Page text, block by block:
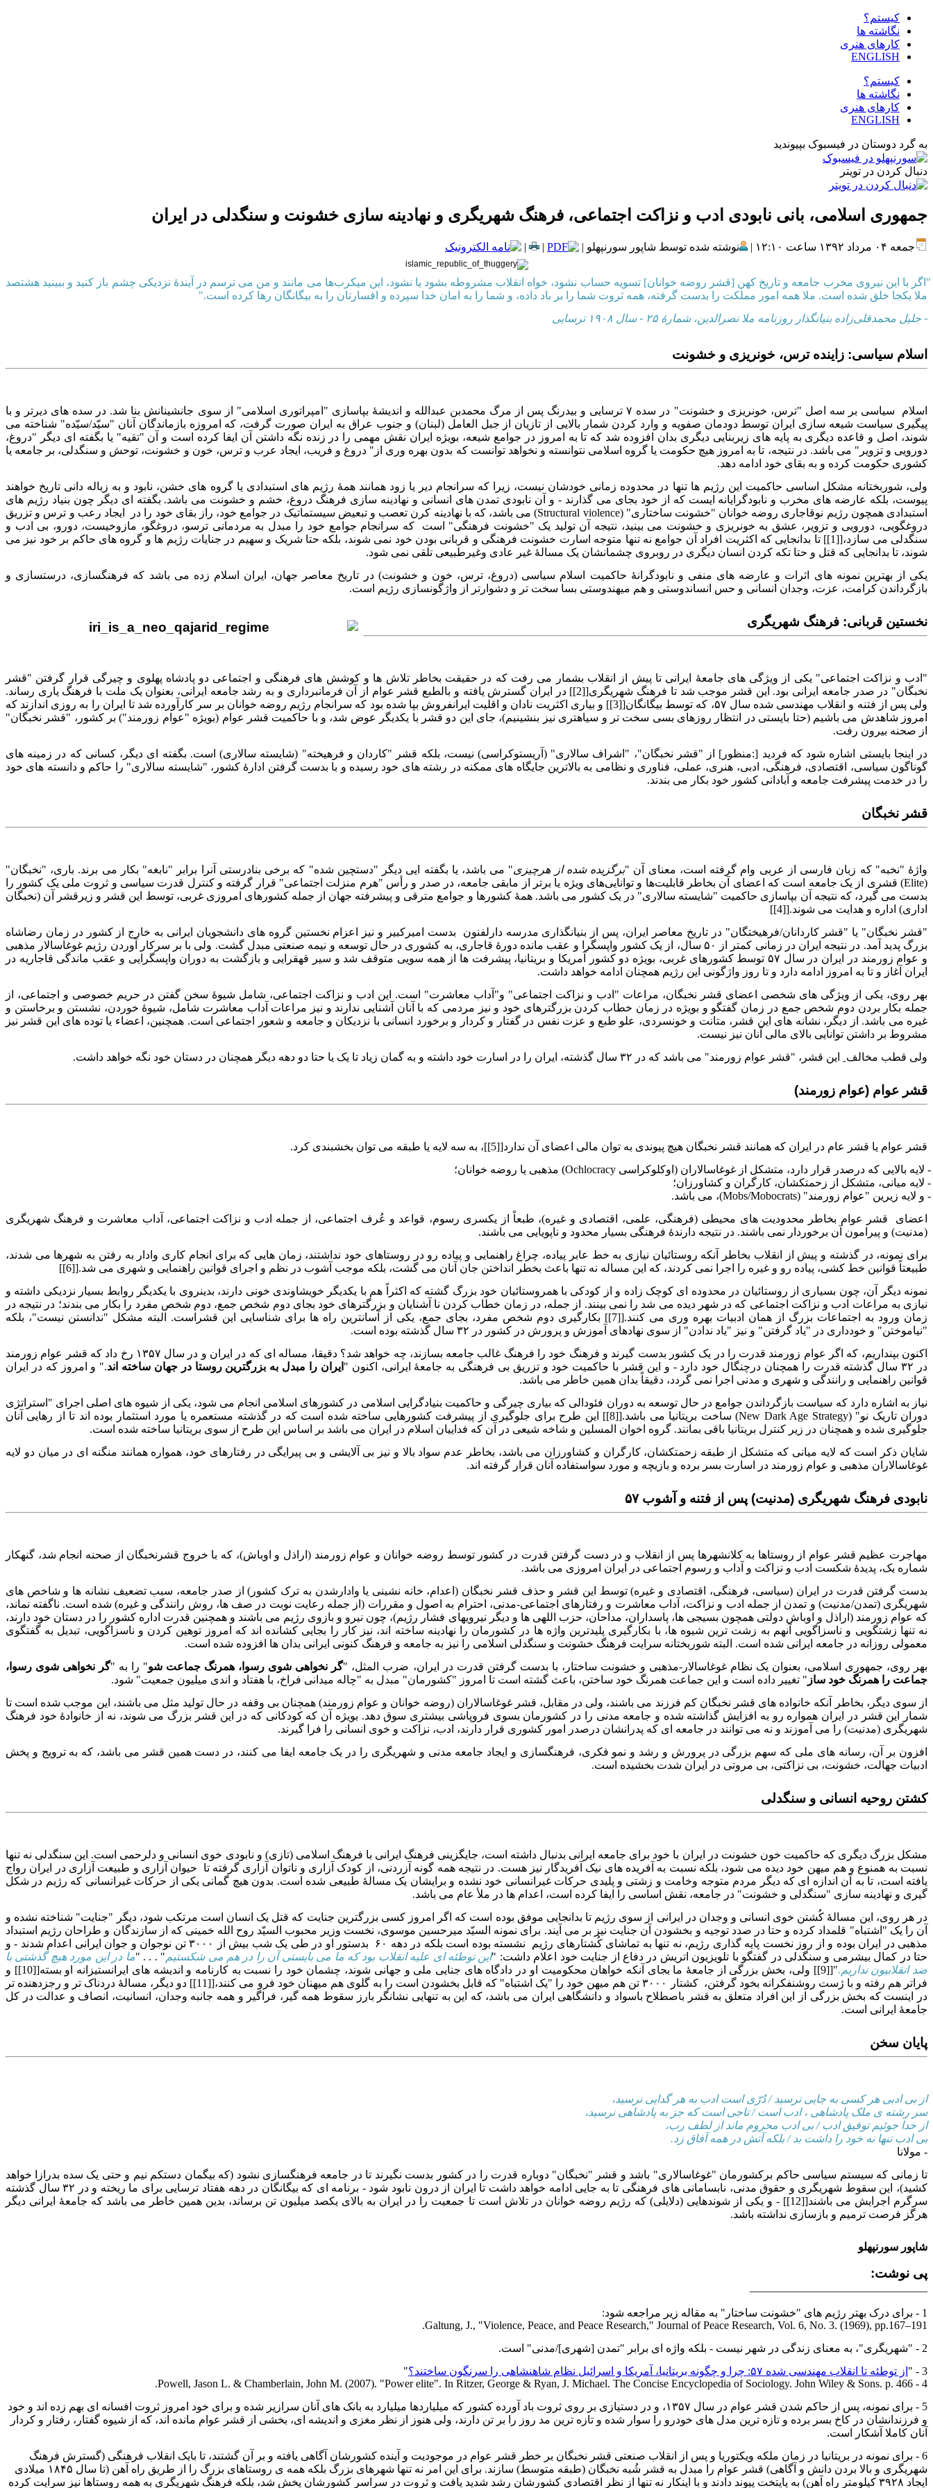
کیستم؟
نگاشته ها
کارهای هنری
ENGLISH
کیستم؟
نگاشته ها
کارهای هنری
ENGLISH
به گرد دوستان در فیسبوک بپیوندید
دنبال کردن در تویتر
جمهوری اسلامی، بانی نابودی ادب و نزاکت اجتماعی، فرهنگ شهریگری و نهادینه سازی خشونت و سنگدلی در ایران
جمعه ۰۴ مرداد ۱۳۹۲ ساعت ۱۲:۱۰ | نوشته شده توسط شاپور سورنپهلو |
"اگر با این نیروی مخرب جامعه و تاریخ کهن [قشر روضه خوانان] تسویه حساب نشود، خواه انقلاب مشروطه بشود یا نشود، این میکرب‌ها می مانند و من می ‌ترسم در آیندهٔ نزدیکی چشم باز کنید و ببینید هشتصد
ملا یکجا خلق شده است. ملا همه امور مملکت را بدست گرفته، همه ثروت شما را بر باد داده، و شما را به امان خدا سپرده و افسارتان را به بیگانگان رها کرده است."
- جلیل محمدقلی‌زاده بنیانگذار روزنامه ملا نصرالدین، شمارهٔ ۲۵ - سال ۱۹۰۸ ترسایی
اسلام سیاسی: زاینده ترس، خونریزی و خشونت
اسلام سیاسی بر سه اصل "ترس، خونریزی و خشونت" در سده ۷ ترسایی و بیدرنگ پس از مرگ محمدبن عبدالله و اندیشهٔ بپاسازی "امپراتوری اسلامی" از سوی جانشینانش بنا شد. در سده های دیرتر و با
پیگیری سیاست شیعه سازی ایران توسط دودمان صفویه و وارد کردن شمار بالایی از تازیان از جبل العامل (لبنان) و جنوب عراق به ایران صورت گرفت، که امروزه بازماندگان آنان "سیّد/سیّده" شناخته می
شوند، اصل و قاعده دیگری به پایه های زیربنایی دیگری بدان افزوده شد که تا به امروز در جوامع شیعه، بویژه ایران نقش مهمی را در زنده نگه داشتن آن ایفا کرده است و آن "تقیه" یا بگفته ای دیگر "دروغ،
دورویی و تزویر" می باشد. در نتیجه، تا به امروز هیچ حکومت یا گروه اسلامی نتوانسته و نخواهد توانست که بدون بهره وری از" دروغ و فریب، ایجاد عرب و ترس، خون و خشونت، توحش و سنگدلی، بر جامعه یا
کشوری حکومت کرده و به بقای خود ادامه دهد.
ولی، شوربختانه مشکل اساسی حاکمیت این رژیم ها تنها در محدوده زمانی خودشان نیست، زیرا که سرانجام دیر یا زود همانند همهٔ رژیم های استبدادی یا گروه های خشن، نابود و به زباله دانی تاریخ خواهند
پیوست، بلکه عارضه های مخرب و نابودگرایانه ایست که از خود بجای می گذارند - و آن نابودی تمدن های انسانی و نهادینه سازی فرهنگ دروغ، خشم و خشونت می باشد. بگفته ای دیگر چون بنیاد رژیم های
استبدادی همچون رژیم نوقاجاری روضه خوانان "خشونت ساختاری" (Structural violence) می باشد، که با نهادینه کرن تعصب و تبعیض سیستماتیک در جوامع خود، راز بقای خود را در ایجاد رعب و ترس و تزریق
دروغگویی، دورویی و تزویر، عشق به خونریزی و خشونت می بینید، نتیجه آن تولید یک "خشونت فرهنگی" است که سرانجام جوامع خود را مبدل به مردمانی ترسو، دروغگو، مازوخیست، دورو، بی ادب و
سنگدلی می سازد،[[1]] تا بدانجایی که اکثریت افراد آن جوامع نه تنها متوجه اسارت خشونت فرهنگی و قربانی بودن خود نمی شوند، بلکه حتا شریک و سهیم در جنایات رژیم ها و گروه های حاکم بر خود نیز می
شوند، تا بدانجایی که قتل و حتا تکه کردن انسان دیگری در روبروی چشمانشان یک مسالهٔ غیر عادی وغیرطبیعی تلقی نمی شود.
یکی از بهترین نمونه های اثرات و عارضه های منفی و نابودگرانهٔ حاکمیت اسلام سیاسی (دروغ، ترس، خون و خشونت) در تاریخ معاصر جهان، ایران اسلام زده می باشد که فرهنگسازی، درستسازی و
بازگرداندن کرامت، عزت، وجدان انسانی و حس انساندوستی و هم میهندوستی بسا سخت تر و دشوارتر از واژگونسازی رژیم است.
نخستین قربانی: فرهنگ شهریگری
"ادب و نزاکت اجتماعی" یکی از ویژگی های جامعهٔ ایرانی تا پیش‌ از انقلاب بشمار می رفت که در حقیقت بخاطر تلاش ها و کوشش های فرهنگی و اجتماعی دو پادشاه پهلوی و چیرگی قرار گرفتن "قشر
نخبگان" در صدر جامعه ایرانی بود. این قشر موجب شد تا فرهنگ شهریگری[[2]] در ایران گسترش یافته و بالطبع قشر عوام از آن فرمانبرداری و به رشد جامعه ایرانی، بعنوان یک ملت با فرهنگ یاری رساند.
ولی پس از فتنه و انقلاب مهندسی شده سال ۵۷، که توسط بیگانگان[[3]] و بیاری اکثریت نادان و اقلیت ایرانفروش بپا شده بود که سرانجام رژیم روضه خوانان بر سر کارآورده شد تا ایران را به روزی اندازند که
امروز شاهدش می باشیم (حتا بایستی در انتظار روزهای بسی سخت تر و سیاهتری نیز بنشینیم)، جای این دو قشر با یکدیگر عوض شد، و با حاکمیت قشر عوام (بویژه "عوام زورمند") بر کشور، "قشر نخبگان"
از صحنه بیرون رفت.
در اینجا بایستی اشاره شود که فردید [:منظور] از "قشر نخبگان"، "اشراف سالاری" (آریستوکراسی) نیست، بلکه قشر "کاردان و فرهیخته" (شایسته سالاری) است. بگفته ای دیگر، کسانی که در زمینه های
گوناگون سیاسی، اقتصادی، فرهنگی، ادبی، هنری، عملی، فناوری و نظامی به بالاترین جایگاه های ممکنه در رشته های خود رسیده و با بدست گرفتن ادارهٔ کشور، "شایسته سالاری" را حاكم و دانسته های خود
را در خدمت پیشرفت جامعه و آبادانی کشور خود بکار می بندند.
قشر نخبگان
واژهٔ "نخبه" که زبان فارسی از عربی وام گرفته است، معنای آن "برگزیده شده از هرچیزی" می باشد، یا بگفته ایی دیگر "دستچین شده" که برخی بنادرستی آنرا برابر "نابغه" بکار می برند. باری، "نخبگان"
(Elite) قشری از یک جامعه است که اعضای آن بخاطر قابلیت‌ها و توانایی‌های ویژه یا برتر از مابقی جامعه، در صدر و رأس "هرم منزلت اجتماعی" قرار گرفته و کنترل قدرت سیاسی و ثروت ملی یک کشور را
بدست می گیرد، که نتیجه آن بپاسازی حاکمیت "شایسته سالاری" در یک کشور می باشد. همهٔ کشورها و جوامع مترقی و پیشرفته جهان از جمله کشورهای امروزی غربی، توسط‌ این قشر و زیرقشر آن (نخبگان
اداری) اداره و هدایت می شوند.[[4]]
"قشر نخبگان" یا "قشر کاردانان/فرهیختگان" در تاریخ معاصر ایران، پس از بنیانگذاری مدرسه دارلفنون بدست امیرکبیر و نیز اعزام نخستین گروه های دانشجویان ایرانی به خارج از کشور در زمان رضاشاه
بزرگ پدید آمد. در نتیجه ایران در زمانی کمتر از ۵۰ سال، از یک کشور واپسگرا و عقب مانده دورهٔ قاجاری، به کشوری در حال توسعه و نیمه صنعتی مبدل گشت. ولی با بر سرکار آوردن رژیم غوغاسالار مذهبی
و عوام زورمند در ایران در سال ۵۷ توسط کشورهای غربی، بویژه دو کشور آمریکا و بریتانیا، پیشرفت ها از همه سویی متوقف شد و سیر قهقرایی و بازگشت به دوران واپسگرایی و عقب ماندگی قاجاریه در
ایران آغاز و تا به امروز ادامه دارد و تا روز واژگونی این رژیم همچنان ادامه خواهد داشت.
بهر روی، یکی از ویژگی های شخصی اعضای قشر نخبگان، مراعات "ادب و نزاکت اجتماعی" و"آداب معاشرت" است. این ادب و نزاکت اجتماعی، شامل شیوهٔ سخن گفتن در حریم خصوصی و اجتماعی، از
جمله بکار بردن دوم شخص جمع در زمان گفتگو و بویژه در زمان خطاب کردن بزرگترهای خود و نیز مردمی که با آنان آشنایی ندارند و نیز مراعات آداب معاشرت شامل، شیوهٔ خوردن، نشستن و برخاستن و
غیره می باشد. از دیگر، نشانه های این قشر، متانت و خونسردی، علو طبع و عزت نفس در گفتار و کردار و برخورد انسانی با نزدیکان و جامعه و شعور اجتماعی است. همچنین، اعضاء یا توده های این قشر نیز
مشروط بر داشتن توانایی بالای مالی آنان نیز نیست.
ولی قطب مخالف ِ این قشر، "قشر عوام زورمند" می باشد که در ۳۲ سال گذشته، ایران را در اسارت خود داشته و به گمان زیاد تا یک یا حتا دو دهه دیگر همچنان در دستان خود نگه خواهد داشت.
قشر عوام (عوام زورمند)
قشر عوام یا قشر عام در ایران که همانند قشر نخبگان هیچ پیوندی به توان مالی اعضای آن ندارد[[5]]، به سه لایه یا طبقه می توان بخشبندی کرد.
- لایه بالایی که درصدر قرار دارد، متشکل از غوغاسالاران (اوکلوکراسی Ochlocracy) مذهبی یا روضه خوانان؛
- لایه میانی، متشکل از زحمتکشان، کارگران و کشاورزان؛
- و لایه زیرین "عوام زورمند" (Mobs/Mobocrats)، می باشد‌.
اعضای قشر عوام بخاطر محدودیت های محیطی (فرهنگی، علمی، اقتصادی و غیره)، طبعاً از یکسری رسوم، قواعد و عُرف اجتماعی، از جمله ادب و نزاکت اجتماعی، آداب معاشرت و فرهنگ شهریگری
(مدنیت) و پیرامون آن برخوردار نمی باشند. در نتیجه دارندهٔ فرهنگی بسیار محدود و ناپویایی می باشند.
برای نمونه، در گذشته و پیش از انقلاب بخاطر آنکه روستائیان نیازی به خط عابر پیاده، چراغ ‌راهنمایی و پیاده رو در روستاهای خود نداشتند، زمان هایی که برای انجام کاری وادار به رفتن به شهرها می شدند،
طبیعتاً قوانین خط کشی، پیاده رو و غیره را اجرا نمی کردند، که این مساله نه تنها باعث بخطر انداختن جان آنان می گشت، بلکه موجب آشوب در نظم و اجرای قوانین راهنمایی و شهری می شد.[[6]]
نمونه دیگر آن، چون بسیاری از روستائیان در محدوده ای کوچک زاده و از کودکی با همروستائیان خود بزرگ گشته که اکثراً هم با یکدیگر خویشاوندی خونی دارند، بدینروی با یکدیگر روابط بسیار نزدیکی داشته و
نیازی به مراعات ادب و نزاکت اجتماعی که در شهر دیده می شد را نمی بینند. از جمله، در زمان خطاب کردن نا آشنایان و بزرگترهای خود بجای دوم شخص جمع، دوم شخص مفرد را بکار می بندند؛ در نتیجه در
زمان ورود به اجتماعات بزرگ از همان ادبیات بهره وری می کنند.[[7]] بکارگیری دوم شخص مفرد، بجای جمع، یکی از آسانترین راه ها برای شناسایی این قشراست. البته مشکل "ندانستن نیست"، بلکه
"نیاموختن" و خودداری در "یاد گرفتن" و نیز "یاد ندادن" از سوی نهادهای آموزش و پرورش در کشور در ۳۲ سال گذشته بوده است.
اکنون بپنداریم، که اگر عوام زورمند قدرت را در یک کشور بدست گیرند و فرهنگ خود را فرهنگ غالب جامعه بسازند، چه خواهد شد؟ دقیقا، مساله ای که در ایران و در سال ۱۳۵۷ رخ داد که قشر عوام زورمند
در ۳۲ سال گذشته قدرت را همچنان درچنگال خود دارد - و این قشر با حاکمیت خود و تزریق بی فرهنگی به جامعهٔ ایرانی، اکنون "
ایران را مبدل به بزرگترین روستا در جهان ساخته اند." و امروز که در ایران
قوانین راهنمایی و رانندگی و شهری و مدنی اجرا نمی گردد، دقیقاً بدان همین خاطر می باشد.
نیاز به اشاره دارد که سیاست بازگرداندن جوامع در حال توسعه به دوران فئودالی که بیاری چیرگی و حاکمیت بنیادگرایی اسلامی در کشورهای اسلامی انجام می شود، یکی از شیوه های اصلی اجرای "استراتژی
دوران تاریک نو" (New Dark Age Strategy) ساخت بریتانیا می باشد.[[8]] این طرح برای جلوگیری از پیشرفت کشورهایی ساخته شده است که در گذشته مستعمره یا مورد استثمار بوده اند تا از رهایی آنان
جلوگیری شده و همچنان در زیر کنترل بریتانیا باقی بمانند. گروه اخوان المسلین و شاخه شیعی در آن که فداییان اسلام در ایران می باشد بر اساس این طرح از سوی بریتانیا ساخته شده است.
شایان ذکر است که لایه میانی که متشکل از طبقه زحمتکشان، کارگران و کشاورزان می باشد، بخاطر عدم سواد بالا و نیز بی آلایشی و بی پیرایگی در رفتارهای خود، همواره همانند منگنه ای در میان دو لایه
غوغاسالاران مذهبی و عوام زورمند در اسارت بسر برده و بازیچه و مورد سواستفاده آنان قرار گرفته اند.
نابودی فرهنگ شهریگری (مدنیت) پس از فتنه و آشوب ۵۷
مهاجرت عظیم قشر عوام از روستاها به کلانشهرها پس از انقلاب و در دست گرفتن قدرت در کشور توسط روضه خوانان و عوام زورمند (اراذل و اوباش)، که با خروج قشرنخبگان از صحنه انجام شد، گنهکار
شماره یک، پدیدهٔ شکست ادب و نزاکت و آداب و رسوم اجتماعی در ایران امروزی می باشد.
بدست گرفتن قدرت در ایران (سیاسی، فرهنگی، اقتصادی و غیره) توسط این قشر و حذف قشر نخبگان (اعدام، خانه نشینی یا وادارشدن به ترک کشور) از صدر جامعه، سبب تضعيف نشانه ها و شاخص های
شهریگری (تمدن/مدنیت) و تمدن از جمله ادب و نزاکت، آداب معاشرت و رفتارهای اجتماعی-مدنی، احترام به اصول و مقررات (از جمله رعايت نوبت در صف ها، روش رانندگی و غیره) شده است. ناگفته نماند،
که عوام زورمند (اراذل و اوباش دولتی همچون بسیجی ها، پاسداران، مداحان، حزب اللهی ها و دیگر نیرویهای فشار رژیم)، چون نیرو و بازوی رژیم می باشند و همچنین قدرت اداره کشور را در دستان خود دارند،
نه تنها زشتگویی و ناسزاگویی آنهم به زشت ترین شیوه ها، با بکارگیری پلیدترین واژه ها در کشورمان را نهادینه ساخته اند، نیز کار را بجایی کشانده اند که امروز توهین کردن و ناسزاگویی، تبدیل به گفتگوی
معمولی روزانه در جامعه ایرانی شده است. البته شوربختانه سرایت فرهنگ خشونت و سنگدلی اسلامی را نیز به جامعه و فرهنگ کنونی ایرانی بدان ها افزوده شده است.
بهر روی، جمهوری اسلامی، بعنوان یک نظام غوغاسالار-مذهبی و خشونت ساختار، با بدست گرفتن قدرت در ایران، ضرب المثل، "گر نخواهی شوی رسوا، همرنگ جماعت شو" را به "گر نخواهی شوی رسوا،
جماعت را همرنگ خود ساز " تغییر داده است و این جماعت همرنگ خود ساختن، باعث گشته است تا امروز "کشورمان" مبدل به "چاله میدانی فراخ، با هفتاد و اندی میلیون جمعیت" شود.
از سوی دیگر، بخاطر آنکه خانواده های قشر نخبگان کم فرزند می باشند، ولی در مقابل، قشر غوغاسالاران (روضه خوانان و عوام زورمند) همچنان بی وقفه در حال تولید مثل می باشند، این موجب شده است تا
شمار این قشر در ایران همواره رو به افزایش گذاشته شده و جامعه مدنی را در کشورمان بسوی فروپاشی بیشتری سوق دهد. بویژه آن که کودکانی که در این قشر بزرگ می شوند، نه از خانوادهٔ خود فرهنگ
شهریگری (مدنیت) را می آموزند و نه می توانند در جامعه ای که پدرانشان درصدر امور کشوری قرار دارند، ادب، نزاکت و خوی انسانی را فرا گیرند.
افزون بر آن، رسانه های ملی که سهم بزرگی در پرورش و رشد و نمو فکری، فرهنگسازی و ایجاد جامعه مدنی و شهریگری را در یک جامعه ایفا می کنند، در دست همین قشر می باشد، که به ترویج و پخش
ادبیات جهالت، خشونت، بی نزاکتی، بی مروتی در ایران شدت بخشیده است.
کشتن روحیه انسانی و سنگدلی
مشکل بزرگ دیگری که حاکمیت خون خشونت در ایران با خود برای جامعه ایرانی بدنبال داشته است، جایگزینی فرهنگ ایرانی با فرهنگ اسلامی (تازی) و نابودی خوی انسانی و دلرحمی است. این سنگدلی نه تنها
نسبت به همنوع و هم میهن خود دیده می شود، بلکه نسبت به آفریده های نیک آفریدگار نیز هست. در نتیجه همه گونه آزردنی، از کودک آزاری و ناتوان آزاری گرفته تا حیوان آزاری و طبیعت آزاری در ایران رواج
یافته است، تا به آن اندازه ای که دیگر مردم متوجه وخامت و زشتی و پلیدی حرکات غیرانسانی خود نشده و برایشان یک مسالهٔ طبیعی شده است. بدون هیچ گمانی یکی از حرکات غیرانسانی که رژیم در شکل
گیری و نهادینه سازی "سنگدلی و خشونت" در جامعه، نقش اساسی را ایفا کرده است، اعدام ها در ملأ عام می باشد.
در هر روی، این مسالهٔ کُشتن خوی انسانی و وجدان در ایرانی از سوی رژیم تا بدانجایی موفق بوده است که اگر امروز کسی بزرگترین جنایت که قتل یک انسان است مرتکب شود، دیگر "جنایت" شناخته نشده و
آن را یک "اشتباه" قلمداد کرده و حتا در صدد توجیه و بخشودن آن جنایت نیز بر می آیند. برای نمونه السیّد میرحسین موسوی، نخست وزیر محبوب السیّد روح الله خمینی که از سازندگان و طراحان رژیم استبداد
مذهبی در ایران بوده و از روز نخست پایه گذاری رژیم، نه تنها به تماشای کُشتارهای رژیم نشسته بوده است بلکه در دهه ۶۰ بدستور او در طی یک شب بیش از ۳۰۰۰ تن نوجوان و جوان ایرانی اعدام شدند - و
حتا در کمال بیشرمی و سنگدلی در گفتگو با تلویزیون اتریش در دفاع از جنایت خود اعلام داشت: "این توطئه ای علیه انقلاب بود که ما می بایستی آن را در هم می شکستیم" . . . "ما در این مورد هیچ گذشتی با
ضد انقلابیون نداریم.
"[[9]] ولی، بخش بزرگی از جامعهٔ ما بجای آنکه خواهان محکومیت او در دادگاه های جنایی ملی و جهانی شوند، چشمان خود را نسبت به کارنامه و اندیشه های ایرانستیزانه او بسته[[10]] و
فراتر هم رفته و با ژست روشنفکرانه بخود گرفتن، کشتار ۳۰۰۰ تن هم میهن خود را "یک اشتباه" که قابل بخشودن است را به گلوی هم میهنان خود فرو می کنند،[[11]] دو دیگر، مسالهٔ دردناک تر و رجزدهنده تر
در اینست که بخش بزرگی از این افراد متعلق به قشر باصطلاح باسواد و دانشگاهی ایران می باشد، که این به تنهایی نشانگر بارز سقوط همه گیر، فراگیر و همه جانبه وجدان، انسانیت، انصاف و عدالت در کل
جامعهٔ ایرانی است.
پایان سخن
از بی ادبی هر کسی به جایی نرسید /دُرّی است ادب به هر گدایی نرسید،
سر رشته ی ملک پادشاهی ، ادب است /تاجی است که جز به پادشاهی نرسید،
از خدا جوئیم توفیق ادب /بی ادب محروم ماند از لطف رب،
بی ادب تنها نه خود را داشت بد /بلکه آتش در همه آفاق زد.
- مولانا
تا زمانی که سیستم سیاسی حاکم برکشورمان "غوغاسالاری" باشد و قشر "نخبگان" دوباره قدرت را در کشور بدست نگیرند تا در جامعه فرهنگسازی نشود (که بیگمان دستکم نیم و حتی یک سده بدرازا خواهد
کشید)، این سقوط شهریگری و حقوق مدنی، نابسامانی های فرهنگی تا به جایی ادامه خواهد داشت تا ایران از درون نابود شود - برنامه ای که بیگانگان در دهه هفتاد ترسایی برای ما ریخته و در ۳۲ سال گذشته
سرگرم اجرایش می باشند[[12]] - و یکی از شوندهایی (دلایلی) که رژیم روضه خوانان در تلاش است تا جمعیت را در ایران به بالای یکصد میلیون تن برساند، بدین همین خاطر می باشد که جامعهٔ ایرانی دیگر
هرگز فرصت ترمیم و بازسازی نداشته باشد.
شاپور سورنپهلو
پی نوشت:
1 - برای درک بهتر رژیم های "خشونت ساختار" به مقاله زیر مراجعه شود:
Galtung, J., "Violence, Peace, and Peace Research," Journal of Peace Research, Vol. 6, No. 3. (1969), pp.167–191.
2 - "شهریگری"، به معنای زندگی در شهر نیست - بلکه واژه ای برابر "تمدن [شهری]/مدنی" است.
3 - "
از توطئه تا انقلاب مهندسی شده ۵۷: چرا و چگونه بریتانیا، آمریکا و اسرائیل نظام شاهنشاهی را سرنگون ساختند؟
"
4 - Powell, Jason L. & Chamberlain, John M. (2007). "Power elite". In Ritzer, George & Ryan, J. Michael. The Concise Encyclopedia of Sociology. John Wiley & Sons. p. 466.
5 - برای نمونه، پس از حاکم شدن قشر عوام در سال ۱۳۵۷، و در دستیازی بر روی ثروت باد آورده کشور که میلیاردها میلیارد به بانک های آنان سرازیر شده و برای خود امروز ثروت افسانه ای بهم زده اند و خود
و فرزندانشان در کاخ بسر برده و تازه ترین مدل های خودرو را سوار شده و تازه ترین مد روز را بر تن دارند، ولی هنوز از نظر مغزی و اندیشه ای، بخشی از قشر عوام مانده اند، که از شیوه گفتار، رفتار و کردار
آنان کاملا آشکار است.
6 - برای نمونه در بریتانیا در زمان ملکه ویکتوریا و پس از انقلاب صنعتی قشر نخبگان بر خطر قشر عوام در موجودیت و آینده کشورشان آگاهی یافته و بر آن گشتند، تا بایک انقلاب فرهنگی (گسترش فرهنگ
شهریگری و بالا بردن دانش و آگاهی) قشر عوام را مبدل به قشر شُبه نخبگان (طبقه متوسط) سازند. برای این امر نه تنها شهرهای بزرگ بلکه همه ی روستاهای بزرگ را از طریق راه آهن (تا سال ۱۸۴۵ میلادی
ایجاد ۳۹۲۸ کیلومتر راه آهن) به پایتخت پیوند دادند و با اینکار نه تنها از نظر اقتصادی کشورشان رشد شدید یافت و ثروت در سراسر کشورشان پخش شد، بلکه فرهنگ شهریگری به همه روستاها نیز سرایت کرده